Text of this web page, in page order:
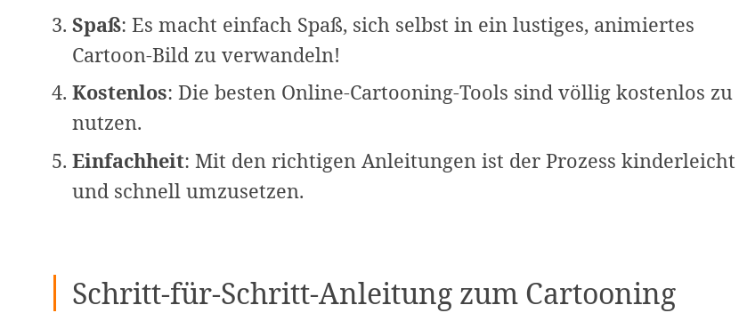
Spaß: Es macht einfach Spaß, sich selbst in ein lustiges, animiertes
Cartoon-Bild zu verwandeln!
Kostenlos: Die besten Online-Cartooning-Tools sind völlig kostenlos zu
nutzen.
Einfachheit: Mit den richtigen Anleitungen ist der Prozess kinderleicht
und schnell umzusetzen.
Schritt-für-Schritt-Anleitung zum Cartooning